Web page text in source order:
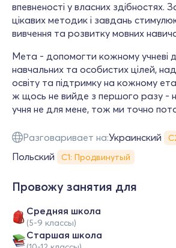
впевненості у власних здібностях.
цікавих методик і завдань
вивчення та розвитку мовних
Мета - допомогти кожному учневі
навчальних та особистих цілей,
освіту та підтримку на кожному
ж щось не вийде з першого разу -
учня не для мене, тож ми точно
Разговаривает на:Украинский
Польский С1: Продвинутый
Провожу занятия для
Средняя школа
(5-9 классы)
Cтаршая школа